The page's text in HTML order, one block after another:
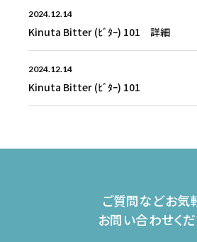
2024.12.14
Kinuta Bitter (ﾋﾞﾀｰ) 101 詳細
2024.12.14
Kinuta Bitter (ﾋﾞﾀｰ) 101
ご質問などお気
お問い合わせく